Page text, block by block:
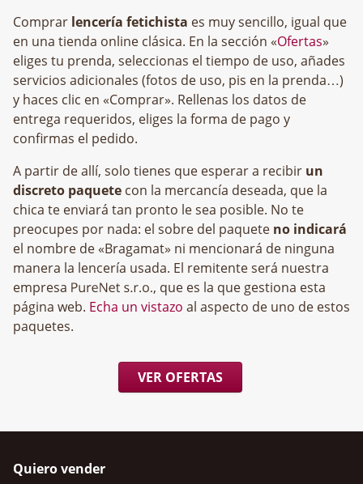
Comprar lencería fetichista es muy sencillo, igual que
en una tienda online clásica. En la sección «Ofertas»
eliges tu prenda, seleccionas el tiempo de uso, añades
servicios adicionales (fotos de uso, pis en la prenda…)
y haces clic en «Comprar». Rellenas los datos de
entrega requeridos, eliges la forma de pago y
confirmas el pedido.
A partir de allí, solo tienes que esperar a recibir un
discreto paquete con la mercancía deseada, que la
chica te enviará tan pronto le sea posible. No te
preocupes por nada: el sobre del paquete no indicará
el nombre de «Bragamat» ni mencionará de ninguna
manera la lencería usada. El remitente será nuestra
empresa
, que es la que gestiona esta
página web. Echa un vistazo al aspecto de uno de estos
paquetes.
VER OFERTAS
Quiero vender